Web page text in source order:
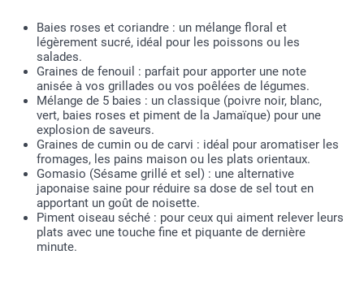
Baies roses et coriandre : un mélange floral et
légèrement sucré, idéal pour les poissons ou les
salades.
Graines de fenouil : parfait pour apporter une note
anisée à vos grillades ou vos poêlées de légumes.
Mélange de 5 baies : un classique (poivre noir, blanc,
vert, baies roses et piment de la Jamaïque) pour une
explosion de saveurs.
Graines de cumin ou de carvi : idéal pour aromatiser les
fromages, les pains maison ou les plats orientaux.
Gomasio (Sésame grillé et sel) : une alternative
japonaise saine pour réduire sa dose de sel tout en
apportant un goût de noisette.
Piment oiseau séché : pour ceux qui aiment relever leurs
plats avec une touche fine et piquante de dernière
minute.